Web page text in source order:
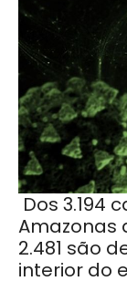
Dos 3.194
Amazonas
2.481 são
interior do